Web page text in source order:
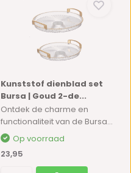
Kunststof dienblad set
Bursa | Goud 2-de...
Ontdek de charme en
functionaliteit van de Bursa...
Op voorraad
23,95